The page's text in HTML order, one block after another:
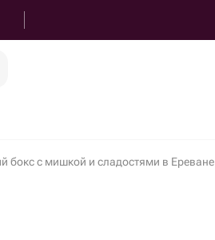
бокс с мишкой и сладостями в Ереване